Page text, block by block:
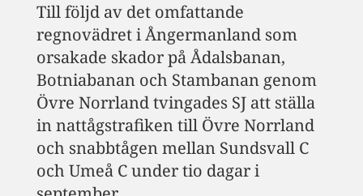
Till följd av det omfattande
regnovädret i Ångermanland som
orsakade skador på Ådalsbanan,
Botniabanan och Stambanan genom
Övre Norrland tvingades SJ att ställa
in nattågstrafiken till Övre Norrland
och snabbtågen mellan Sundsvall C
och Umeå C under tio dagar i